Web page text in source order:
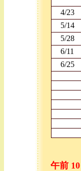
4/23
5/14
5/28
6/11
6/25
午前